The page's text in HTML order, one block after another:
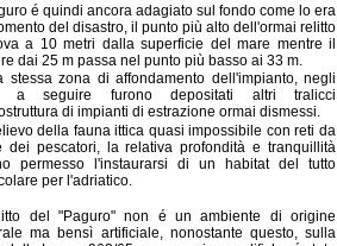
é quindi ancora adagiato sul fondo come lo era
del disastro, il punto più alto dell'ormai relitto
a 10 metri dalla superficie del mare mentre il
dai 25 m passa nel punto più basso ai 33 m.
stessa zona di affondamento dell'impianto, negli
a seguire furono depositati altri tralicci
di impianti di estrazione ormai dismessi.
della fauna ittica quasi impossibile con reti da
dei pescatori, la relativa profondità e tranquillità
permesso l'instaurarsi di un habitat del tutto
per l'adriatico.
del "Paguro" non é un ambiente di origine
ma bensì artificiale, nonostante questo, sulla